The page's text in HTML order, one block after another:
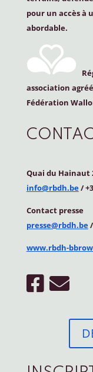
pour un accès à
abordable.
association
Fédération
Quai du Hainaut
info@rbdh.be/
Contact presse
presse@rbdh.be/
www.rbdh-